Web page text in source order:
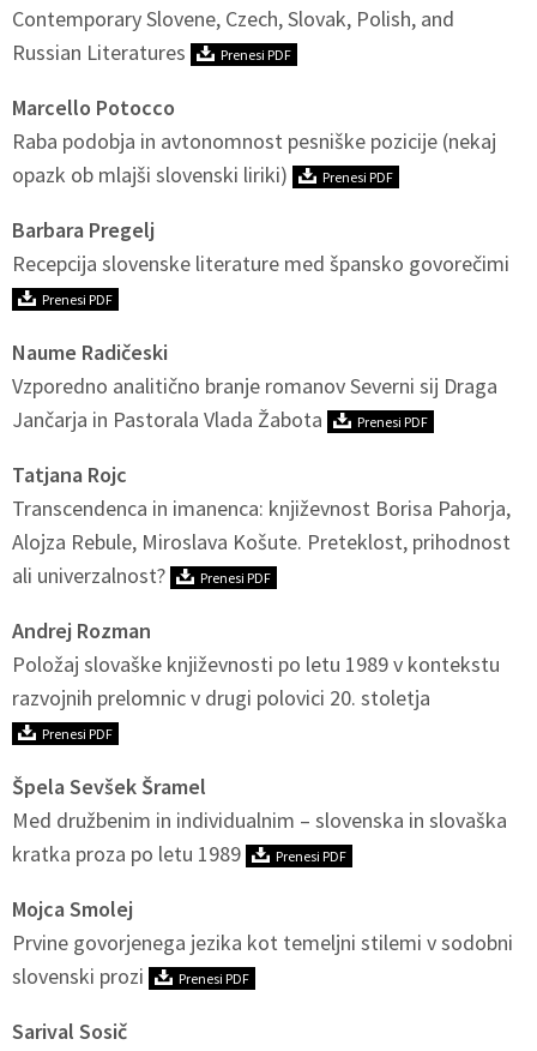
Contemporary Slovene, Czech, Slovak, Polish, and
Russian Literatures
Prenesi PDF
Marcello Potocco
Raba podobja in avtonomnost pesniške pozicije (nekaj
opazk ob mlajši slovenski liriki)
Prenesi PDF
Barbara Pregelj
Recepcija slovenske literature med špansko govorečimi
Prenesi PDF
Naume Radičeski
Vzporedno analitično branje romanov Severni sij Draga
Jančarja in Pastorala Vlada Žabota
Prenesi PDF
Tatjana Rojc
Transcendenca in imanenca: književnost Borisa Pahorja,
Alojza Rebule, Miroslava Košute. Preteklost, prihodnost
ali univerzalnost?
Prenesi PDF
Andrej Rozman
Položaj slovaške književnosti po letu 1989 v kontekstu
razvojnih prelomnic v drugi polovici 20. stoletja
Prenesi PDF
Špela Sevšek Šramel
Med družbenim in individualnim – slovenska in slovaška
kratka proza po letu 1989
Prenesi PDF
Mojca Smolej
Prvine govorjenega jezika kot temeljni stilemi v sodobni
slovenski prozi
Prenesi PDF
Sarival Sosič